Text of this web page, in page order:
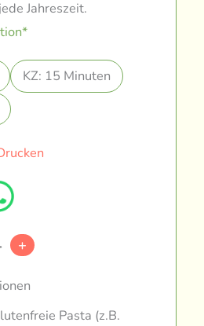
Jahreszeit.
KZ: 15 Minuten
+
Pasta (z.B.